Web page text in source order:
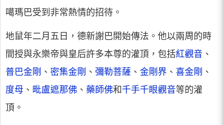
噶瑪巴受到非常熱情的招待。
地鼠年二月五日，德新謝巴開始傳法。他以兩周的時
間授與永樂帝與皇后許多本尊的灌頂，包括紅觀音 、
普巴金剛 、 密集金剛 、 彌勒菩薩 、 金剛界 、 喜金剛 、
度母 、 毗盧遮那佛 、 藥師佛和 千手千眼觀音等的灌
頂。